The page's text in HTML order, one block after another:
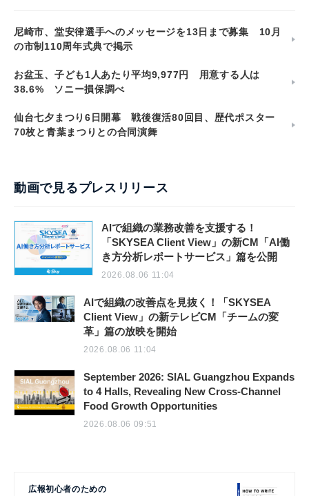
尼崎市、堂安律選手へのメッセージを13日まで募集 10月
の市制110周年式典で掲示
お盆玉、子ども1人あたり平均9,977円 用意する人は
38.6% ソニー損保調べ
仙台七夕まつり6日開幕 戦後復活80回目、歴代ポスター
70枚と青葉まつりとの合同演舞
動画で見るプレスリリース
AIで組織の業務改善を支援する！
「SKYSEA Client View」の新CM「AI働
き方分析レポートサービス」篇を公開
2026.08.06 11:04
AIで組織の改善点を見抜く！「SKYSEA
Client View」の新テレビCM「チームの変
革」篇の放映を開始
2026.08.06 11:04
September 2026: SIAL Guangzhou Expands
to 4 Halls, Revealing New Cross-Channel
Food Growth Opportunities
2026.08.06 09:51
広報初心者のための